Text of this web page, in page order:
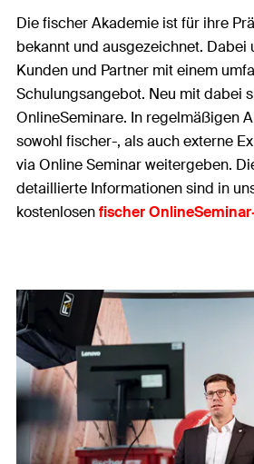
Die fischer Akademie ist für ihre
bekannt und ausgezeichnet. Dabei
Kunden und Partner mit einem
Schulungsangebot. Neu mit dabei
OnlineSeminare. In regelmäßigen
sowohl fischer-, als auch externe
via Online Seminar weitergeben.
detaillierte Informationen sind in
kostenlosenfischer